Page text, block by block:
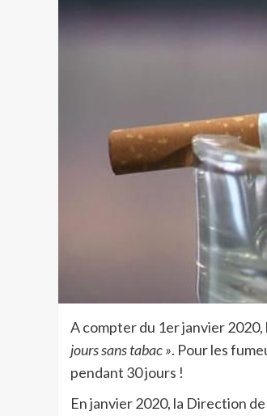
A compter du 1er janvier
jours sans tabac ». Pour les
pendant 30 jours !
En janvier 2020, la Direction